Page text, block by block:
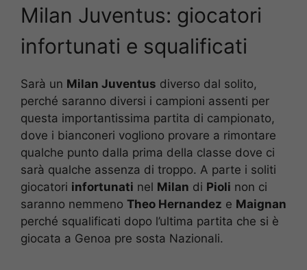
Milan Juventus: giocatori
infortunati e squalificati
Sarà un Milan Juventus diverso dal solito,
perché saranno diversi i campioni assenti per
questa importantissima partita di campionato,
dove i bianconeri vogliono provare a rimontare
qualche punto dalla prima della classe dove ci
sarà qualche assenza di troppo. A parte i soliti
giocatori infortunati nel Milan di Pioli non ci
saranno nemmeno Theo Hernandez e Maignan
perché squalificati dopo l’ultima partita che si è
giocata a Genoa pre sosta Nazionali.